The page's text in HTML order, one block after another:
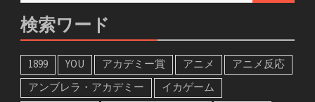
検索ワード
1899 YOU アカデミー賞 アニメ
アニメ反応
アンブレラ・アカデミー
イカゲーム